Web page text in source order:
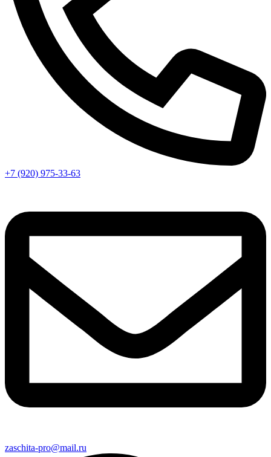
+7 (920) 975-33-63
zaschita-pro@mail.ru